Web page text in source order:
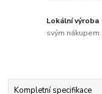
Lokální výroba
svým
Kompletní specifikace